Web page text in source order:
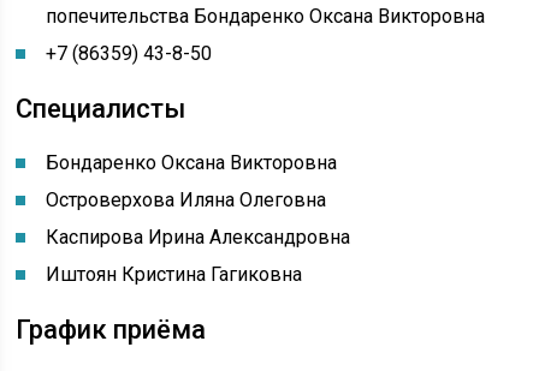
попечительства Бондаренко Оксана Викторовна
+7 (86359) 43-8-50
Специалисты
Бондаренко Оксана Викторовна
Островерхова Иляна Олеговна
Каспирова Ирина Александровна
Иштоян Кристина Гагиковна
График приёма